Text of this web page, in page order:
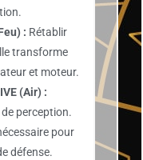
: Rétablir
transforme
et moteur.
(Air) :
perception.
pour
défense.